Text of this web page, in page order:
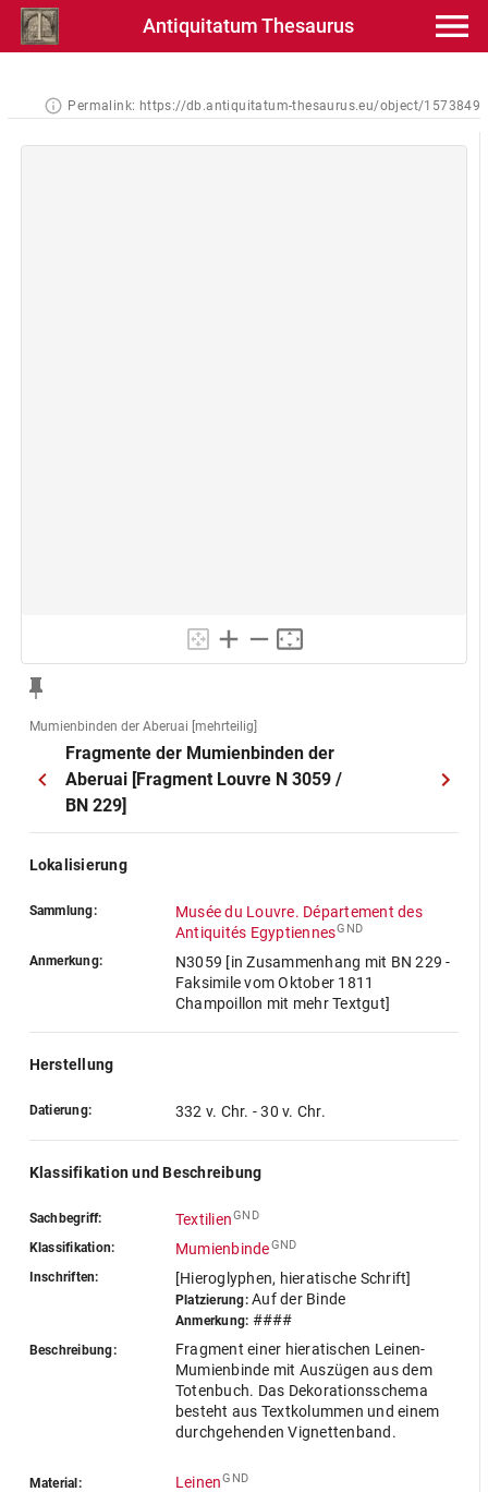
Antiquitatum Thesaurus
Permalink: https://db.antiquitatum-thesaurus.eu/object/1573849
Mumienbinden der Aberuai [mehrteilig]
Fragmente der Mumienbinden der
Aberuai [Fragment Louvre N 3059 /
BN 229]
Lokalisierung
Sammlung:
Musée du Louvre. Département des
Antiquités EgyptiennesGND
Anmerkung:
N3059 [in Zusammenhang mit BN 229 -
Faksimile vom Oktober 1811
Champoillon mit mehr Textgut]
Herstellung
Datierung: 332 v. Chr. - 30 v. Chr.
Klassifikation und Beschreibung
Sachbegriff: TextilienGND
Klassifikation: MumienbindeGND
Inschriften: [Hieroglyphen, hieratische Schrift]
Platzierung:Auf der Binde
Anmerkung: ####
Beschreibung:
Fragment einer hieratischen Leinen-
Mumienbinde mit Auszügen aus dem
Totenbuch. Das Dekorationsschema
besteht aus Textkolummen und einem
durchgehenden Vignettenband.
Material: LeinenGND